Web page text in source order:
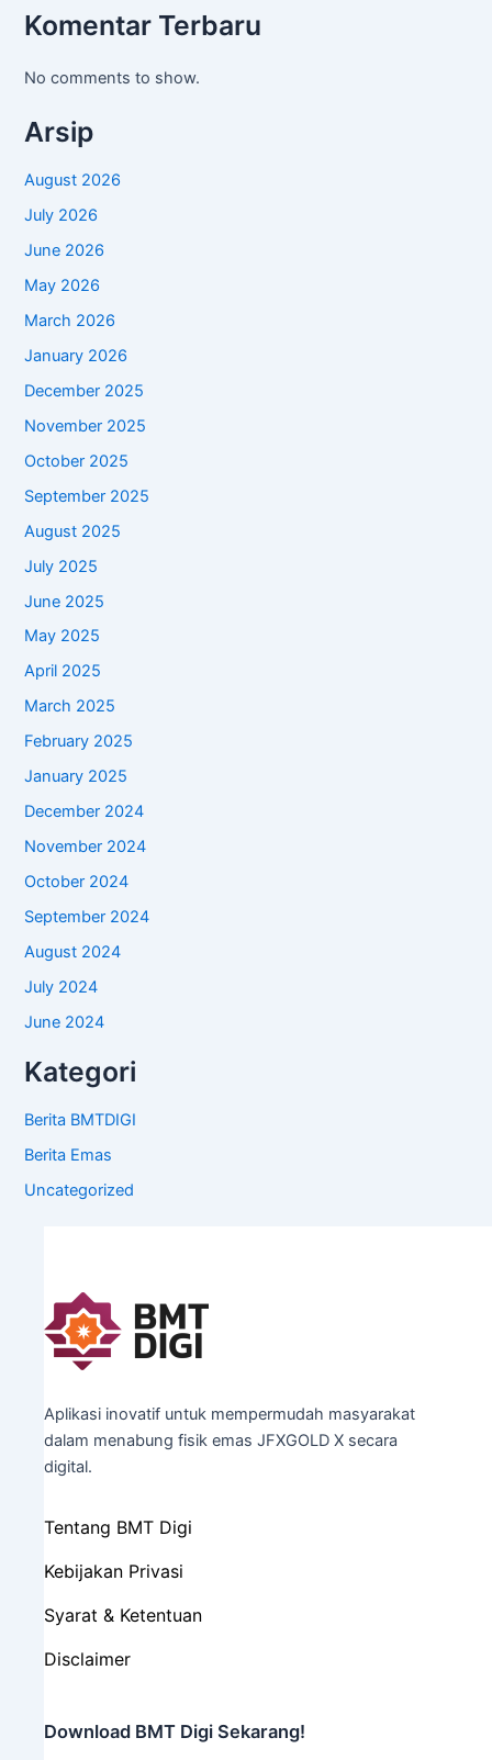
Komentar Terbaru
No comments to show.
Arsip
August 2026
July 2026
June 2026
May 2026
March 2026
January 2026
December 2025
November 2025
October 2025
September 2025
August 2025
July 2025
June 2025
May 2025
April 2025
March 2025
February 2025
January 2025
December 2024
November 2024
October 2024
September 2024
August 2024
July 2024
June 2024
Kategori
Berita BMTDIGI
Berita Emas
Uncategorized
Aplikasi inovatif untuk mempermudah masyarakat
dalam menabung fisik emas JFXGOLD X secara
digital.
Tentang BMT Digi
Kebijakan Privasi
Syarat & Ketentuan
Disclaimer
Download BMT Digi Sekarang!